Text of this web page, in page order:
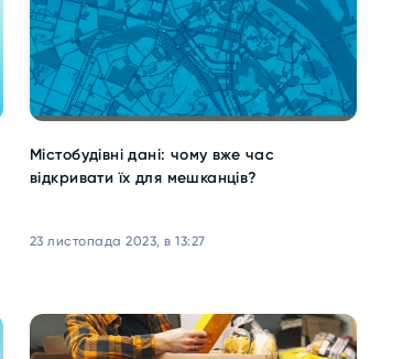
Містобудівні дані: чому вже час
відкривати їх для мешканців?
23 листопада 2023, в 13:27